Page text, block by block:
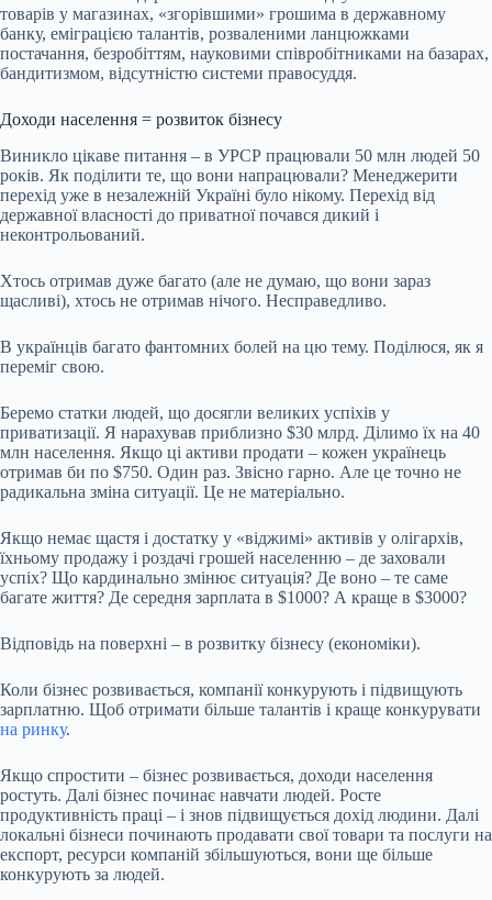
товарів у магазинах, «згорівшими» грошима в державному
банку, еміграцією талантів, розваленими ланцюжками
постачання, безробіттям, науковими співробітниками на базарах,
бандитизмом, відсутністю системи правосуддя.
Доходи населення = розвиток бізнесу
Виникло цікаве питання – в УРСР працювали 50 млн людей 50
років. Як поділити те, що вони напрацювали? Менеджерити
перехід уже в незалежній Україні було нікому. Перехід від
державної власності до приватної почався дикий і
неконтрольований.
Хтось отримав дуже багато (але не думаю, що вони зараз
щасливі), хтось не отримав нічого. Несправедливо.
В українців багато фантомних болей на цю тему. Поділюся, як я
переміг свою.
Беремо статки людей, що досягли великих успіхів у
приватизації. Я нарахував приблизно $30 млрд. Ділимо їх на 40
млн населення. Якщо ці активи продати – кожен українець
отримав би по $750. Один раз. Звісно гарно. Але це точно не
радикальна зміна ситуації. Це не матеріально.
Якщо немає щастя і достатку у «віджимі» активів у олігархів,
їхньому продажу і роздачі грошей населенню – де заховали
успіх? Що кардинально змінює ситуація? Де воно – те саме
багате життя? Де середня зарплата в $1000? А краще в $3000?
Відповідь на поверхні – в розвитку бізнесу (економіки).
Коли бізнес розвивається, компанії конкурують і підвищують
зарплатню. Щоб отримати більше талантів і краще конкурувати
на ринку.
Якщо спростити – бізнес розвивається, доходи населення
ростуть. Далі бізнес починає навчати людей. Росте
продуктивність праці – і знов підвищується дохід людини. Далі
локальні бізнеси починають продавати свої товари та послуги на
експорт, ресурси компаній збільшуються, вони ще більше
конкурують за людей.